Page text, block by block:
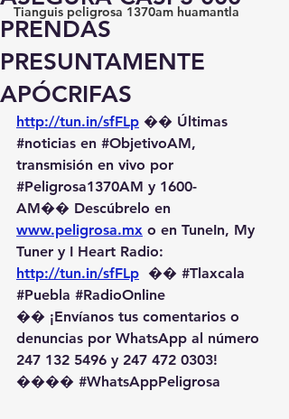
Tianguis peligrosa 1370am huamantla
PRENDAS
PRESUNTAMENTE
APÓCRIFAS
http://tun.in/sfFLp �� Últimas
#noticias en #ObjetivoAM,
transmisión en vivo por
#Peligrosa1370AM y 1600-
AM��️ Descúbrelo en
www.peligrosa.mx o en TuneIn, My
Tuner y I Heart Radio:
http://tun.in/sfFLp �� #Tlaxcala
#Puebla #RadioOnline
�� ¡Envíanos tus comentarios o
denuncias por WhatsApp al número
247 132 5496 y 247 472 0303!
��️�� #WhatsAppPeligrosa